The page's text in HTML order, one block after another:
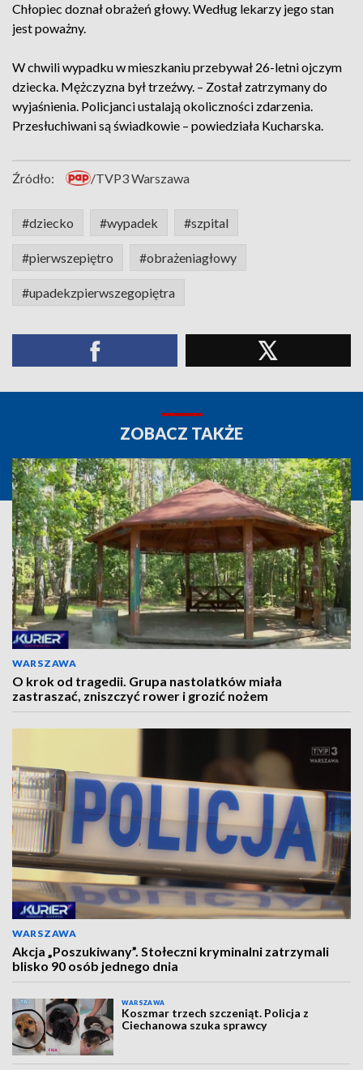
Chłopiec doznał obrażeń głowy. Według lekarzy jego stan
jest poważny.
W chwili wypadku w mieszkaniu przebywał 26-letni ojczym
dziecka. Mężczyzna był trzeźwy. – Został zatrzymany do
wyjaśnienia. Policjanci ustalają okoliczności zdarzenia.
Przesłuchiwani są świadkowie – powiedziała Kucharska.
Źródło: /TVP3 Warszawa
#dziecko #wypadek #szpital
#pierwszepiętro #obrażeniagłowy
#upadekzpierwszegopiętra
ZOBACZ TAKŻE
WARSZAWA
O krok od tragedii. Grupa nastolatków miała
zastraszać, zniszczyć rower i grozić nożem
WARSZAWA
Akcja „Poszukiwany”. Stołeczni kryminalni zatrzymali
blisko 90 osób jednego dnia
WARSZAWA
Koszmar trzech szczeniąt. Policja z
Ciechanowa szuka sprawcy